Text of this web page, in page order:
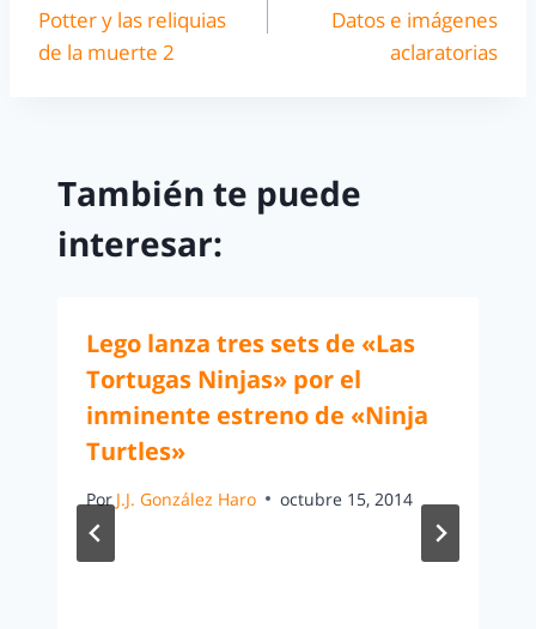
Potter y las reliquias
de la muerte 2
Datos e imágenes
aclaratorias
También te puede
interesar:
Lego lanza tres sets de «Las
Tortugas Ninjas» por el
inminente estreno de «Ninja
Turtles»
Por J.J. González Haro octubre 15, 2014